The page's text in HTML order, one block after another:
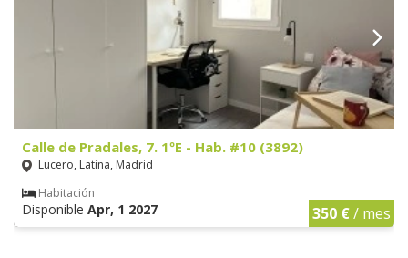
Calle de Pradales, 7. 1ºE - Hab. #10 (3892)
Lucero, Latina, Madrid
Habitación
Disponible Apr, 1 2027 350 €/ mes